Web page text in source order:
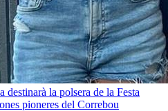
destinarà la polsera de la Festa
pioneres del Correbou